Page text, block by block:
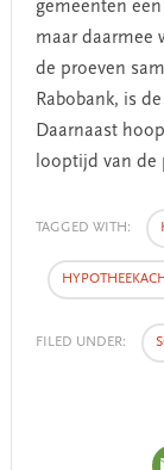
gemeenten een
maar daarmee
de proeven
Rabobank, is
Daarnaast
looptijd van de
TAGGED WITH:
FILED UNDER: